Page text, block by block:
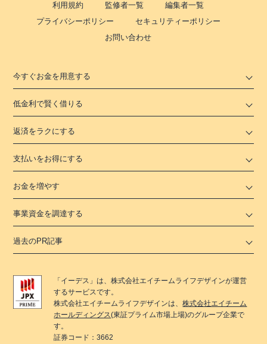
利用規約
監修者一覧
編集者一覧
プライバシーポリシー
セキュリティーポリシー
お問い合わせ
今すぐお金を用意する
低金利で賢く借りる
返済をラクにする
支払いをお得にする
お金を増やす
事業資金を調達する
過去のPR記事
「 イーデス 」は、株式会社エイチームライフデザインが運営
するサービスです。
株式会社エイチームライフデザインは、株式会社エイチーム
ホールディングス(東証プライム市場上場)のグループ企業で
す。
証券コード：3662